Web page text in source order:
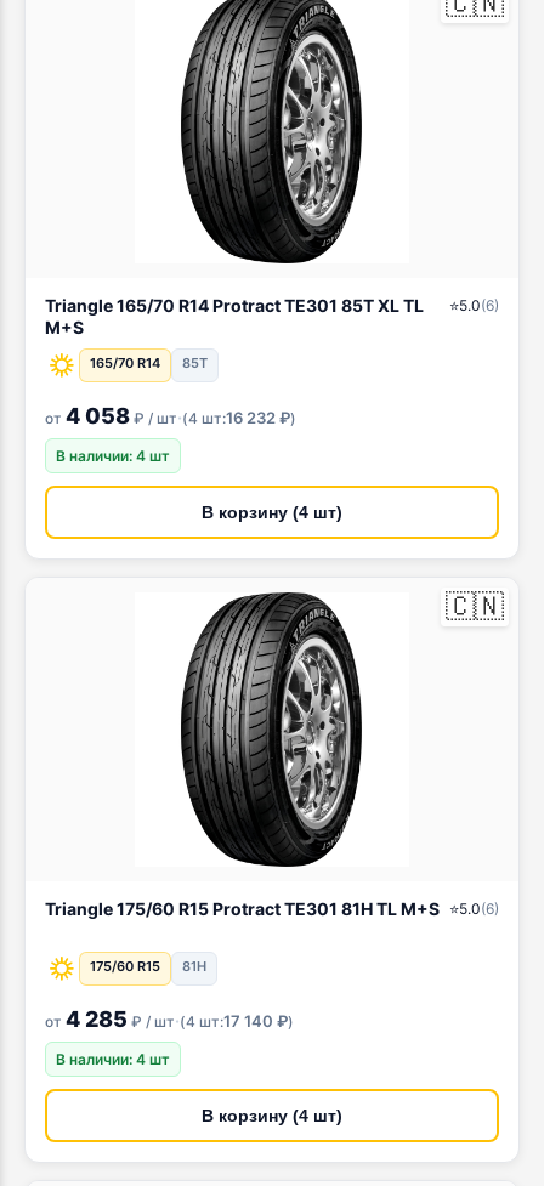
Triangle 165/70 R14 Protract TE301 85T XL TL
M+S
⭐5.0(6)
165/70 R14 85T
от 4 058 ₽ / шт·(4 шт:16 232 ₽)
В наличии: 4 шт
В корзину (4 шт)
🇨🇳
Triangle 175/60 R15 Protract TE301 81H TL M+S ⭐5.0(6)
175/60 R15 81H
от 4 285 ₽ / шт·(4 шт:17 140 ₽)
В наличии: 4 шт
В корзину (4 шт)